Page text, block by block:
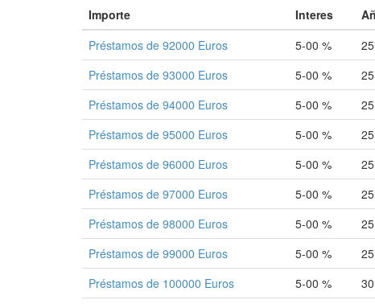
Importe Interes
Préstamos de 92000 Euros
5-00 %
Préstamos de 93000 Euros
5-00 %
Préstamos de 94000 Euros
5-00 %
Préstamos de 95000 Euros
5-00 %
Préstamos de 96000 Euros
5-00 %
Préstamos de 97000 Euros
5-00 %
Préstamos de 98000 Euros
5-00 %
Préstamos de 99000 Euros
5-00 %
Préstamos de 100000 Euros
5-00 %